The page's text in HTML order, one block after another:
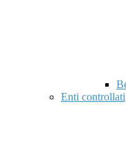
Enti controllati